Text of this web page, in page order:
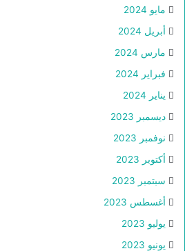
مايو 2024
أبريل 2024
مارس 2024
فبراير 2024
يناير 2024
ديسمبر 2023
نوفمبر 2023
أكتوبر 2023
سبتمبر 2023
أغسطس 2023
يوليو 2023
يونيو 2023